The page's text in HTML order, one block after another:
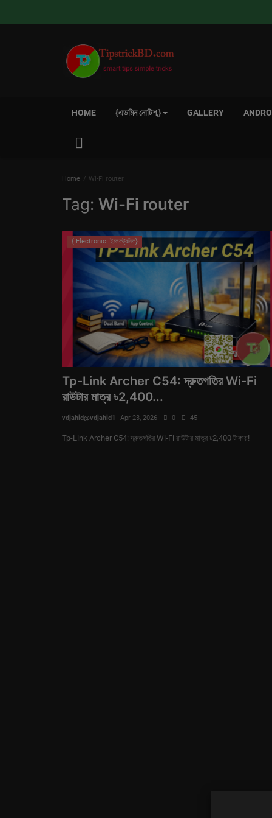
HOME {এডমিন নোটিশ,} GALLERY
Home Wi-Fi router
Tag: Wi-Fi router
{.Electronic. ইলেকট্রনিক}
Tp-Link Archer C54: দ্রুতগতির Wi-Fi
রাউটার মাত্র ৳2,400...
vdjahid@vdjahid1 Apr 23, 2026 0 45
Tp-Link Archer C54: দ্রুতগতির Wi-Fi রাউটার মাত্র ৳2,400 টাকায়!